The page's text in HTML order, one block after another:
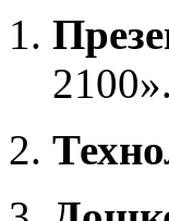
2100».